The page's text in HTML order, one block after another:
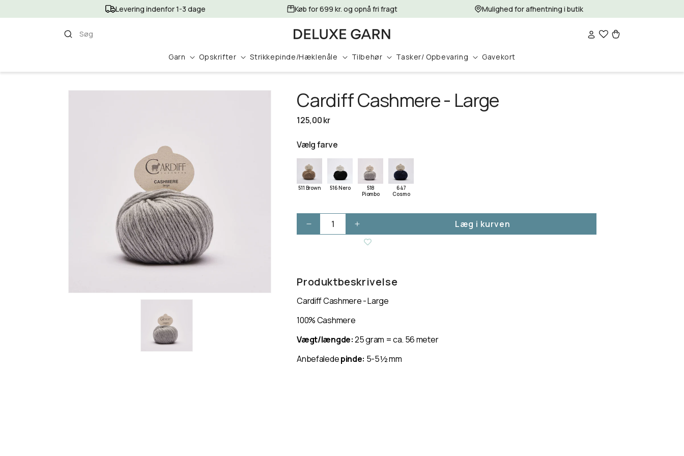
indhold
Levering indenfor 1-3 dage Køb for 699 kr. og opnå fri fragt Mulighed for afhentning i butik
Søg
Garn Opskrifter Strikkepinde/Hæklenåle Tilbehør Tasker/ Opbevaring Gavekort
ind
Indkøbskurv
Cardiff Cashmere - Large
Normalpris
125,00 kr
Vælg farve
511 Brown 516 Nero
518
Piombo
647
Cosmo
Reducer
-
Øg
antallet
-
Læg i kurven
Produktbeskrivelse
Cardiff Cashmere - Large
100% Cashmere
Vægt/længde:25 gram = ca. 56 meter
Anbefaledepinde: 5-5½ mm